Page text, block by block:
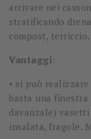
arrivare nei
stratificando
compost, terriccio.
Vantaggi :
• si può
basta una
davanzale)
insalata, fragole.